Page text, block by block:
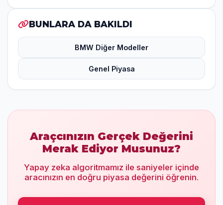
BUNLARA DA BAKILDI
BMW Diğer Modeller
Genel Piyasa
Araçcınızın Gerçek Değerini
Merak Ediyor Musunuz?
Yapay zeka algoritmamız ile saniyeler içinde
aracınızın en doğru piyasa değerini öğrenin.